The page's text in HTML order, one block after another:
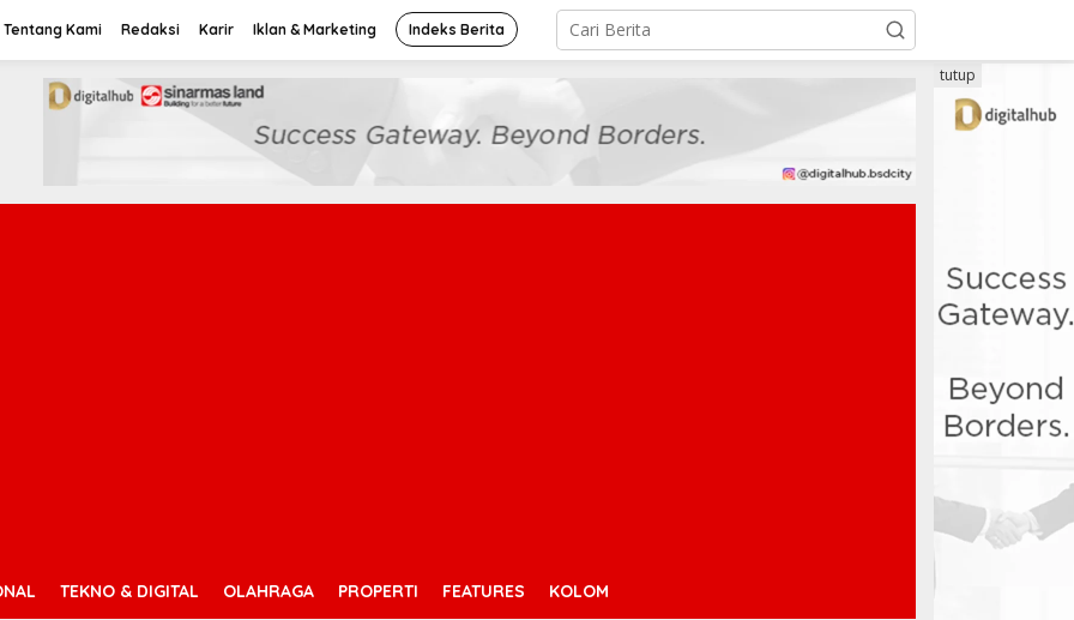
Tentang Kami Redaksi Karir Iklan & Marketing Indeks Berita
TEKNO & DIGITAL OLAHRAGA PROPERTI FEATURES KOLOM
tutup